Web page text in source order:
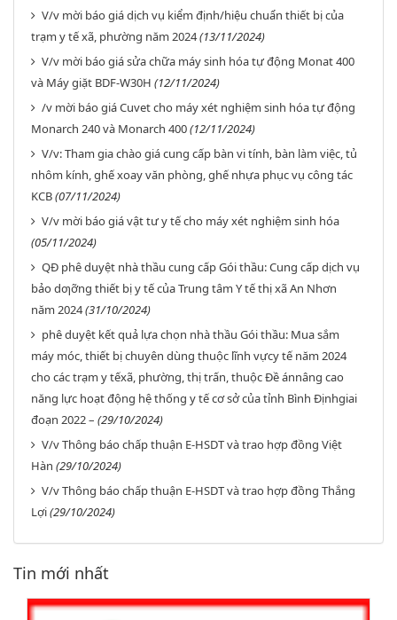
V/v mời báo giá dịch vụ kiểm định/hiệu chuẩn thiết bị của
trạm y tế xã, phường năm 2024(13/11/2024)
V/v mời báo giá sửa chữa máy sinh hóa tự động Monat 400
và Máy giặt BDF-W30H (12/11/2024)
/v mời báo giá Cuvet cho máy xét nghiệm sinh hóa tự động
Monarch 240 và Monarch 400(12/11/2024)
V/v: Tham gia chào giá cung cấp bàn vi tính, bàn làm việc, tủ
nhôm kính, ghế xoay văn phòng, ghế nhựa phục vụ công tác
KCB(07/11/2024)
V/v mời báo giá vật tư y tế cho máy xét nghiệm sinh hóa
(05/11/2024)
QĐ phê duyệt nhà thầu cung cấp Gói thầu: Cung cấp dịch vụ
bảo dƣỡng thiết bị y tế của Trung tâm Y tế thị xã An Nhơn
năm 2024(31/10/2024)
phê duyệt kết quả lựa chọn nhà thầu Gói thầu: Mua sắm
máy móc, thiết bị chuyên dùng thuộc lĩnh vựcy tế năm 2024
cho các trạm y tếxã, phường, thị trấn, thuộc Đề ánnâng cao
năng lực hoạt động hệ thống y tế cơ sở của tỉnh Bình Địnhgiai
đoạn 2022 – (29/10/2024)
V/v Thông báo chấp thuận E-HSDT và trao hợp đồng Việt
Hàn (29/10/2024)
V/v Thông báo chấp thuận E-HSDT và trao hợp đồng Thắng
Lợi(29/10/2024)
Tin mới nhất